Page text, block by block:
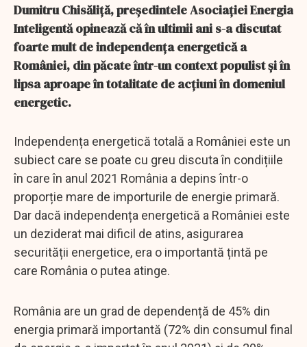
Dumitru Chisăliță, președintele Asociației Energia
Inteligentă opinează că în ultimii ani s-a discutat
foarte mult de independența energetică a
României, din păcate într-un context populist și în
lipsa aproape în totalitate de acțiuni în domeniul
energetic.
Independența energetică totală a României este un
subiect care se poate cu greu discuta în condițiile
în care în anul 2021 România a depins într-o
proporție mare de importurile de energie primară.
Dar dacă independența energetică a României este
un deziderat mai dificil de atins, asigurarea
securității energetice, era o importantă țintă pe
care România o putea atinge.
România are un grad de dependență de 45% din
energia primară importantă (72% din consumul final